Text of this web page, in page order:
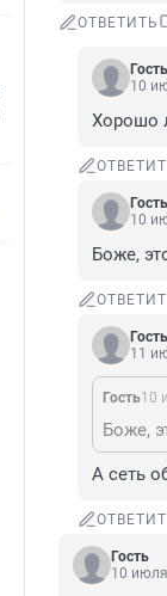
ОТВЕТИТЬ
Гость
10
Хорошо
Гость
10
Боже,
Гость
11
Гость10
Боже,
А сеть
Гость
10